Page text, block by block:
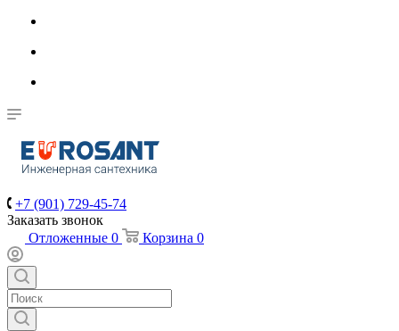
+7 (901) 729-45-74
Заказать звонок
Отложенные 0 Корзина 0